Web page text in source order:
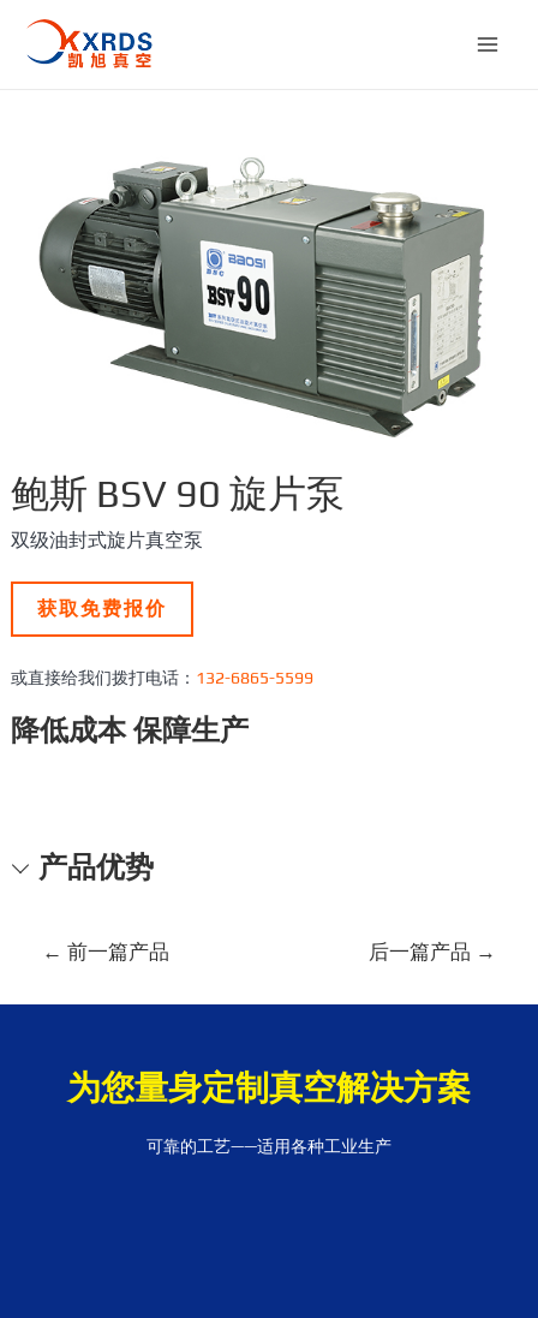
鲍斯 BSV 90 旋片泵
双级油封式旋片真空泵
获取免费报价
或直接给我们拨打电话： 132-6865-5599
降低成本 保障生产
产品优势
导
← 前一篇产品 后一篇产品 →
为您量身定制真空解决方案
可靠的工艺——适用各种工业生产